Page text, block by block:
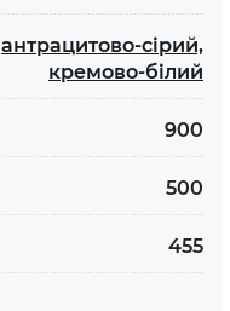
антрацитово-сірий,
кремово-білий
900
500
455